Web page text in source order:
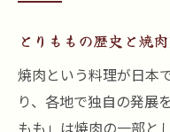
焼肉好きが集
とりももを
人気の秘密は
とりももの歴史と焼
焼肉という料理が日本
り、各地で独自の発展
もも」は焼肉の一部と